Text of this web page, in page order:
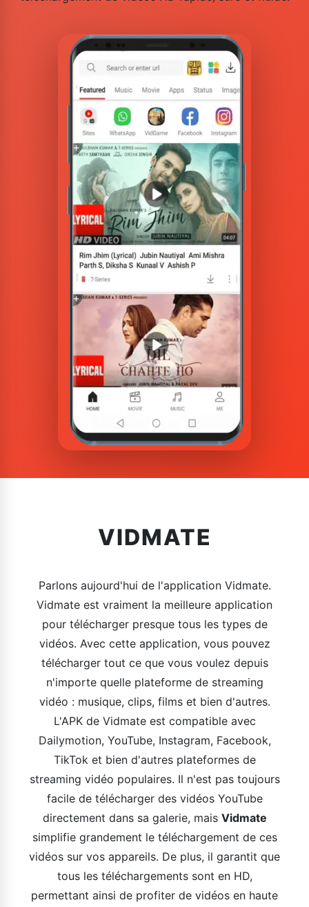
VIDMATE
Parlons aujourd'hui de l'application Vidmate.
Vidmate est vraiment la meilleure application
pour télécharger presque tous les types de
vidéos. Avec cette application, vous pouvez
télécharger tout ce que vous voulez depuis
n'importe quelle plateforme de streaming
vidéo : musique, clips, films et bien d'autres.
L'APK de Vidmate est compatible avec
Dailymotion, YouTube, Instagram, Facebook,
TikTok et bien d'autres plateformes de
streaming vidéo populaires. Il n'est pas toujours
facile de télécharger des vidéos YouTube
directement dans sa galerie, mais Vidmate
simplifie grandement le téléchargement de ces
vidéos sur vos appareils. De plus, il garantit que
tous les téléchargements sont en HD,
permettant ainsi de profiter de vidéos en haute